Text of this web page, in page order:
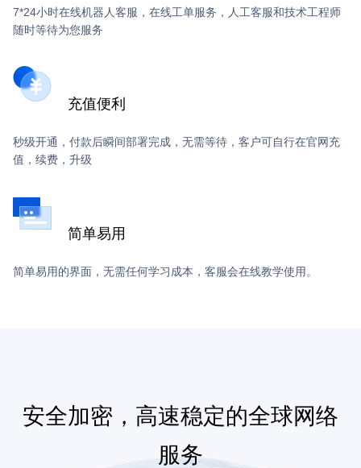
7*24小时在线机器人客服，在线工单服务，人工客服和技术工程师
随时等待为您服务
充值便利
秒级开通，付款后瞬间部署完成，无需等待，客户可自行在官网充
值，续费，升级
简单易用
简单易用的界面，无需任何学习成本，客服会在线教学使用。
安全加密，高速稳定的全球网络
服务